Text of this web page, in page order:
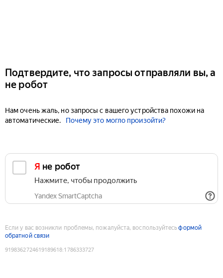
Подтвердите, что запросы отправляли вы, а
не робот
Нам очень жаль, но запросы с вашего устройства похожи на
автоматические.
Почему это могло произойти?
Я не робот
Нажмите, чтобы продолжить
Yandex SmartCaptcha
Если у вас возникли проблемы, пожалуйста, воспользуйтесьформой
обратной связи
9198362724619189618:1786333727